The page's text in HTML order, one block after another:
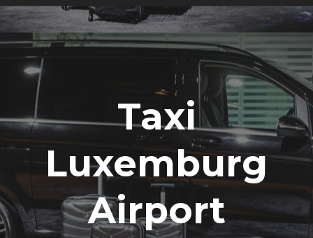
Taxi
Luxemburg
Airport